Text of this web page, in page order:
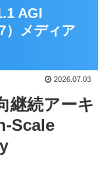
AGI
メディア
2026.07.03
継続アーキ
Scale